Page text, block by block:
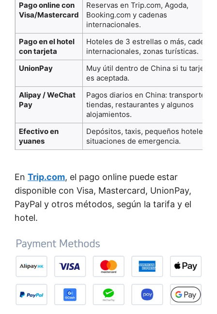
Pago online con
Visa/Mastercard
Reservas en Trip.com, Agoda,
Booking.com y cadenas
internacionales.
Pago en el hotel
con tarjeta
Hoteles de 3 estrellas o más, cadenas
internacionales, zonas turísticas.
UnionPay
Muy útil dentro de China si tu tarjeta
es aceptada.
Alipay / WeChat
Pay
Pagos diarios en China: transporte,
tiendas, restaurantes y algunos
alojamientos.
Efectivo en
yuanes
Depósitos, taxis, pequeños hoteles o
situaciones de emergencia.
En Trip.com, el pago online puede estar
disponible con Visa, Mastercard, UnionPay,
PayPal y otros métodos, según la tarifa y el
hotel.